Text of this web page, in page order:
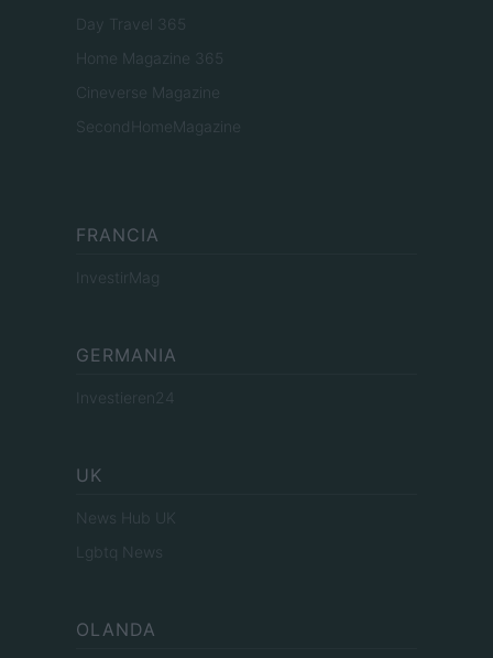
Day Travel 365
Home Magazine 365
Cineverse Magazine
SecondHomeMagazine
FRANCIA
InvestirMag
GERMANIA
Investieren24
UK
News Hub UK
Lgbtq News
OLANDA